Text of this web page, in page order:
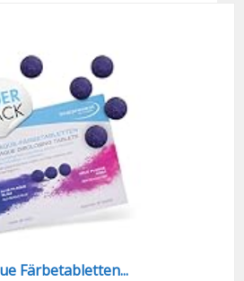
Färbetabletten...